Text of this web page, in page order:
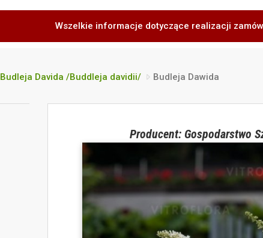
Wszelkie informacje dotyczące realizacji
Budleja Davida /Buddleja davidii/ Budleja Dawida
Producent: Gospodarstwo